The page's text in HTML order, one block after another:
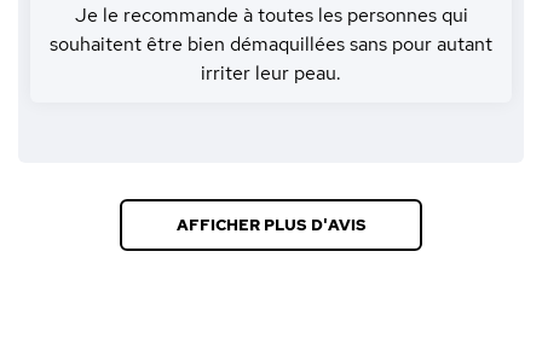
Je le recommande à toutes les personnes qui
souhaitent être bien démaquillées sans pour autant
irriter leur peau.
AFFICHER PLUS D'AVIS